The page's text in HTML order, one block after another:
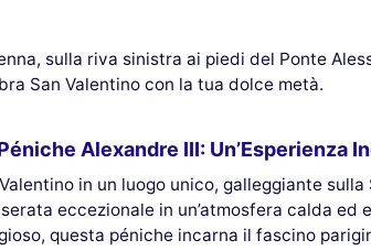
sulla riva sinistra ai piedi del Ponte
San Valentino con la tua dolce metà.
Alexandre III: Un’Esperienza
in un luogo unico, galleggiante
eccezionale in un’atmosfera calda ed
questa péniche incarna il fascino